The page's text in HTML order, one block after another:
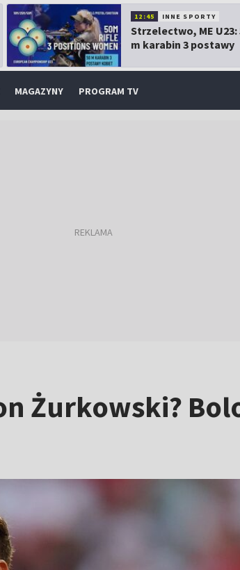
12:45 INNE SPORTY
Strzelectwo, ME U23:
m karabin 3 postawy
MAGAZYNY PROGRAM TV
Żurkowski?